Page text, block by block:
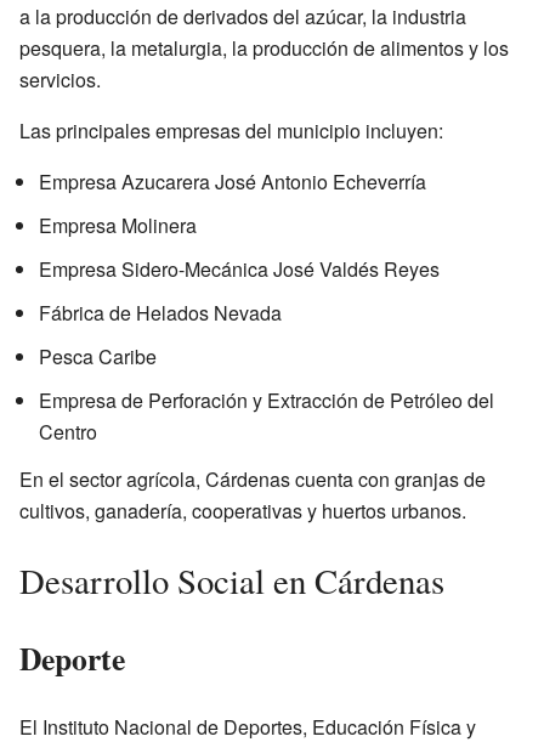
a la producción de derivados del azúcar, la industria
pesquera, la metalurgia, la producción de alimentos y los
servicios.
Las principales empresas del municipio incluyen:
Empresa Azucarera José Antonio Echeverría
Empresa Molinera
Empresa Sidero-Mecánica José Valdés Reyes
Fábrica de Helados Nevada
Pesca Caribe
Empresa de Perforación y Extracción de Petróleo del
Centro
En el sector agrícola, Cárdenas cuenta con granjas de
cultivos, ganadería, cooperativas y huertos urbanos.
Desarrollo Social en Cárdenas
Deporte
El Instituto Nacional de Deportes, Educación Física y